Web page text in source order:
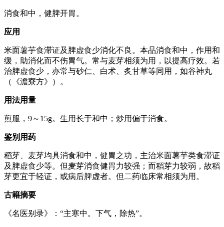
消食和中，健脾开胃。
应用
米面薯芋食滞证及脾虚食少消化不良。本品消食和中，作用和
缓，助消化而不伤胃气。常与麦芽相须为用，以提高疗效。若
治脾虚食少，亦常与砂仁、白术、炙甘草等同用，如谷神丸
（《澹寮方》）。
用法用量
煎服，9～15g。生用长于和中；炒用偏于消食。
鉴别用药
稻芽、麦芽均具消食和中，健胃之功，主治米面薯芋类食滞证
及脾虚食少等。但麦芽消食健胃力较强；而稻芽力较弱，故稻
芽更宜于轻证，或病后脾虚者。但二药临床常相须为用。
古籍摘要
《名医别录》：“主寒中。下气，除热”。